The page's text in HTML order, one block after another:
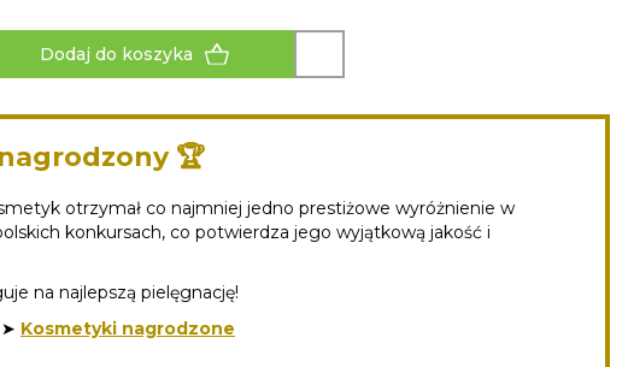
Dodaj do koszyka
🏆
otrzymał co najmniej jedno prestiżowe wyróżnienie w
konkursach, co potwierdza jego wyjątkową jakość i
na najlepszą pielęgnację!
➤ Kosmetyki nagrodzone